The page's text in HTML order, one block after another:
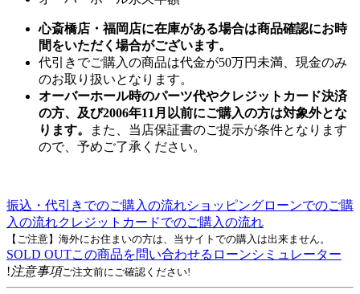
心斎橋店・福岡店に在庫がある場合は商品確認にお時
間をいただく場合がございます。
代引きでご購入の商品は代金が50万円未満、現金のみ
のお取り扱いとなります。
オーバーホール時のパーツ代やクレジットカード決済
の方、及び2006年11月以前にご購入の方は対象外とな
ります。
また、当店保証書のご提示が条件となります
ので、予めご了承ください。
振込・代引きでのご購入の流れショッピングローンでのご購
入の流れクレジットカードでのご購入の流れ
【ご注意】海外にお住まいの方は、当サイトでの購入は出来ません。
SOLD OUTこの商品を問い合わせる ローンシミュレーター
!注意事項ご注文前にご確認ください!